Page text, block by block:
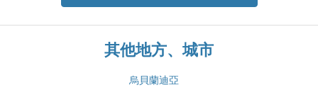
其他地方、城市
烏貝蘭迪亞